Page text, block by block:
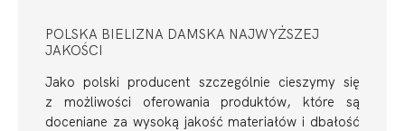
POLSKA BIELIZNA DAMSKA NAJWYŻSZEJ
JAKOŚCI
Jako polski producent szczególnie cieszymy się
z możliwości oferowania produktów, które są
doceniane za wysoką jakość materiałów i dbałość